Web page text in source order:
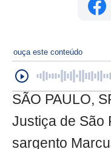
ouça este conteúdo
SÃO PAULO,
Justiça de São
sargento